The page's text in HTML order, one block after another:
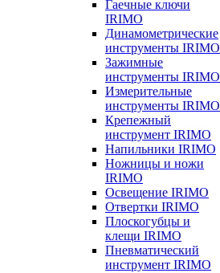
Гаечные ключи
IRIMO
Динамометрические
инструменты IRIMO
Зажимные
инструменты IRIMO
Измерительные
инструменты IRIMO
Крепежный
инструмент IRIMO
Напильники IRIMO
Ножницы и ножи
IRIMO
Освещение IRIMO
Отвертки IRIMO
Плоскогубцы и
клещи IRIMO
Пневматический
инструмент IRIMO